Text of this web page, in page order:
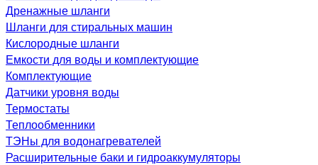
Дренажные шланги
Шланги для стиральных машин
Кислородные шланги
Емкости для воды и комплектующие
Комплектующие
Датчики уровня воды
Термостаты
Теплообменники
ТЭНы для водонагревателей
Расширительные баки и гидроаккумуляторы